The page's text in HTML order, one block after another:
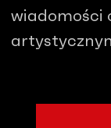
wiadomości